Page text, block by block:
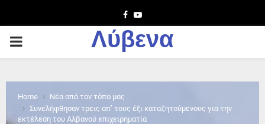
Facebook
Youtube
PRIMARY
Λύβενα
Home
Νέα από τον τόπο μας
Συνελήφθησαν τρεις απ’ τους έξι καταζητούμενους για την
εκτέλεση του Αλβανού επιχειρηματία